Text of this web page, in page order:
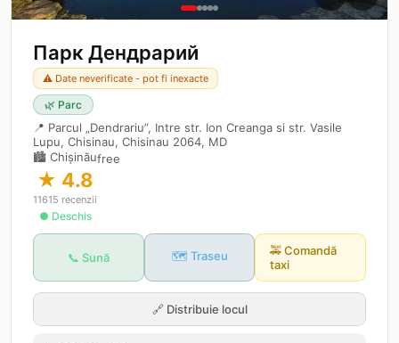
Парк Дендрарий
⚠️ Date neverificate - pot fi inexacte
🌿 Parc
📍 Parcul „Dendrariu”, Intre str. Ion Creanga si str. Vasile
Lupu, Chisinau, Chisinau 2064, MD
🏙️ Chișinăufree
★ 4.8
11615 recenzii
● Deschis
📞 Sună 🗺️ Traseu 🚕Comandă
taxi
🔗 Distribuie locul